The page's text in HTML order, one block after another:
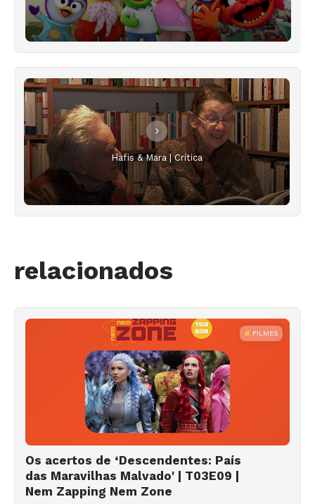
Hafis & Mara | Crítica
relacionados
FILMES
Os acertos de ‘Descendentes: País
das Maravilhas Malvado' | T03E09 |
Nem Zapping Nem Zone